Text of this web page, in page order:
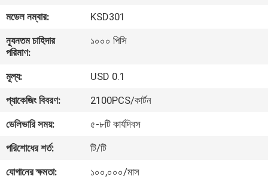
আমাদের
সম্পর্কে
কারখানা
ভ্রমণ
মান
নিয়ন্ত্রণ
মডেল নম্বার:
KSD301
ন্যূনতম চাহিদার
পরিমাণ:
১০০০ পিসি
মূল্য:
USD 0.1
প্যাকেজিং বিবরণ:
2100PCS/কার্টন
ডেলিভারি সময়:
৫-৮টি কার্যদিবস
পরিশোধের শর্ত:
টি/টি
যোগানের ক্ষমতা:
১০০,০০০/মাস